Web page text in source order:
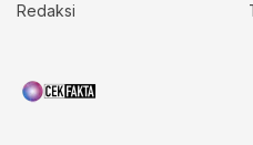
Redaksi